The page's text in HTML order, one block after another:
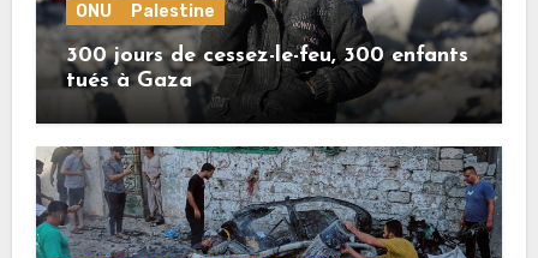
ONU Palestine
300 jours de cessez-le-feu, 300 enfants
tués à Gaza